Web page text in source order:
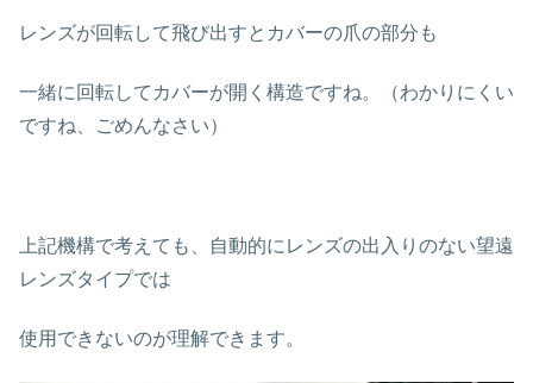
レンズが回転して飛び出すとカバーの爪の部分も
一緒に回転してカバーが開く構造ですね。（わかりにくい
ですね、ごめんなさい）
上記機構で考えても、自動的にレンズの出入りのない望遠
レンズタイプでは
使用できないのが理解できます。